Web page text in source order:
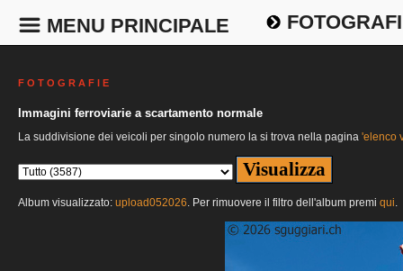
MENU PRINCIPALE
F O T O G R A F I E
Immagini ferroviarie a scartamento normale
La suddivisione dei veicoli per singolo numero la si trova nella pagina 'elenco
Album visualizzato: upload052026. Per rimuovere il filtro dell'album premi qui.